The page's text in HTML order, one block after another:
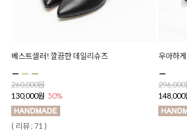
베스트셀러! 깔끔한 데일리슈즈
260,000원
130,000원 50%
( 리뷰 : 71 )
우아하
296,000
148,000